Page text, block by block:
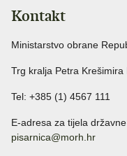
Kontakt
Ministarstvo obrane
Trg kralja Petra
Tel: +385 (1) 4567 111
E-adresa za tijela
pisarnica@morh.hr